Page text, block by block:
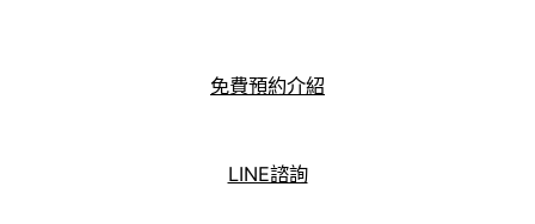
免費預約介紹
LINE諮詢